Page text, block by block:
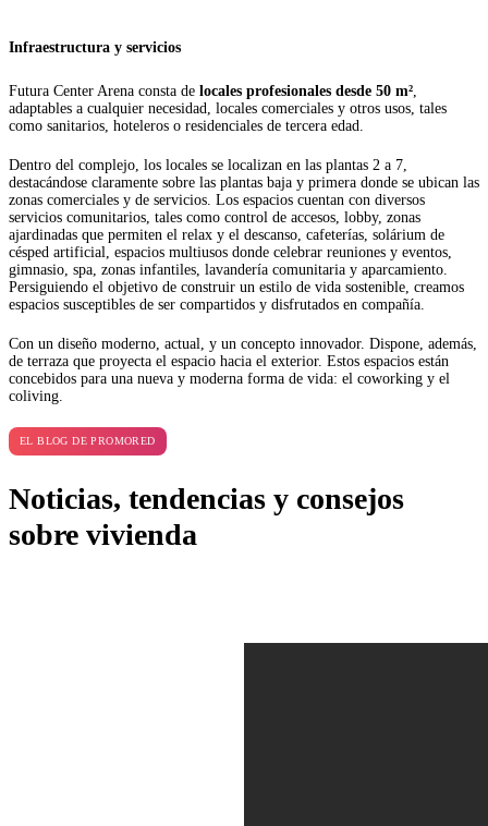
Infraestructura y servicios
Futura Center Arena consta de locales profesionales desde 50 m²
adaptables a cualquier necesidad, locales comerciales y otros usos, tales
como sanitarios, hoteleros o residenciales de tercera edad.
Dentro del complejo, los locales se localizan en las plantas 2 a 7,
destacándose claramente sobre las plantas baja y primera donde se ubican las
zonas comerciales y de servicios. Los espacios cuentan con diversos
servicios comunitarios, tales como control de accesos, lobby, zonas
ajardinadas que permiten el relax y el descanso, cafeterías, solárium de
césped artificial, espacios multiusos donde celebrar reuniones y eventos,
gimnasio, spa, zonas infantiles, lavandería comunitaria y aparcamiento.
Persiguiendo el objetivo de construir un estilo de vida sostenible, creamos
espacios susceptibles de ser compartidos y disfrutados en compañía.
Con un diseño moderno, actual, y un concepto innovador. Dispone, además,
de terraza que proyecta el espacio hacia el exterior. Estos espacios están
concebidos para una nueva y moderna forma de vida: el coworking y el
coliving.
EL BLOG DE PROMORED
Noticias, tendencias y consejos
sobre vivienda